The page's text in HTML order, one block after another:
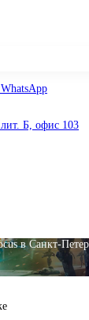
Б, офис 103
в Санкт-